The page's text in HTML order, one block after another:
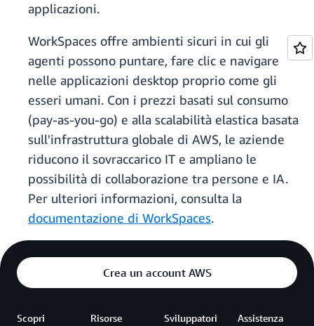
applicazioni.
WorkSpaces offre ambienti sicuri in cui gli
agenti possono puntare, fare clic e navigare
nelle applicazioni desktop proprio come gli
esseri umani. Con i prezzi basati sul consumo
(pay-as-you-go) e alla scalabilità elastica basata
sull'infrastruttura globale di AWS, le aziende
riducono il sovraccarico IT e ampliano le
possibilità di collaborazione tra persone e IA.
Per ulteriori informazioni, consulta la
documentazione di WorkSpaces.
Crea un account AWS
Scopri Risorse Sviluppatori Assistenza